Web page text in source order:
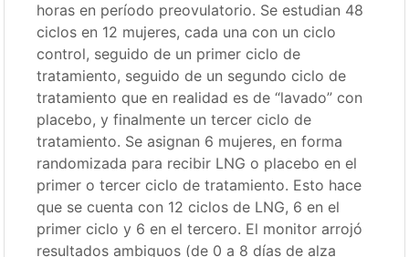
horas en período preovulatorio. Se estudian 48
ciclos en 12 mujeres, cada una con un ciclo
control, seguido de un primer ciclo de
tratamiento, seguido de un segundo ciclo de
tratamiento que en realidad es de “lavado” con
placebo, y finalmente un tercer ciclo de
tratamiento. Se asignan 6 mujeres, en forma
randomizada para recibir LNG o placebo en el
primer o tercer ciclo de tratamiento. Esto hace
que se cuenta con 12 ciclos de LNG, 6 en el
primer ciclo y 6 en el tercero. El monitor arrojó
resultados ambiguos (de 0 a 8 días de alza